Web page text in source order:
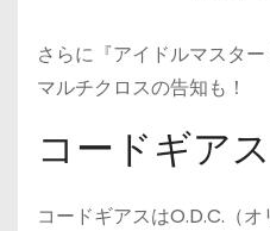
さらに『アイドルマスタ
マルチクロスの告知も！
コードギアス
コードギアスはO.D.C.（